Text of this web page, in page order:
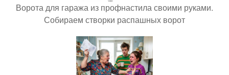
Ворота для гаража из профнастила своими руками.
Собираем створки распашных ворот